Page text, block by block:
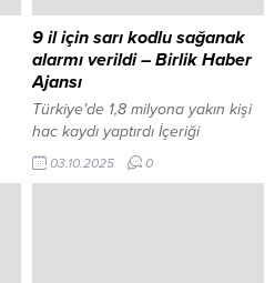
9 il için sarı kodlu sağanak
alarmı verildi – Birlik Haber
Ajansı
Türkiye’de 1,8 milyona yakın kişi
hac kaydı yaptırdı İçeriği
Görüntüle ANKARA – BHA Hangi
illerde uyarı var? Bakanlığın
03.10.2025 0